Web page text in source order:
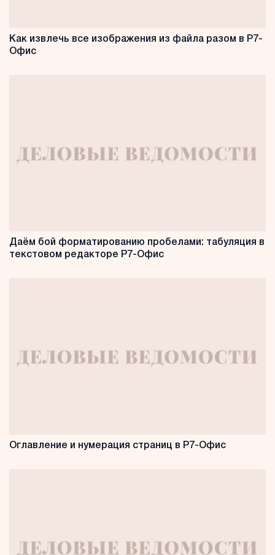
Как извлечь все изображения из файла разом в Р7-
Офис
Даём бой форматированию пробелами: табуляция в
текстовом редакторе Р7-Офис
Оглавление и нумерация страниц в Р7-Офис